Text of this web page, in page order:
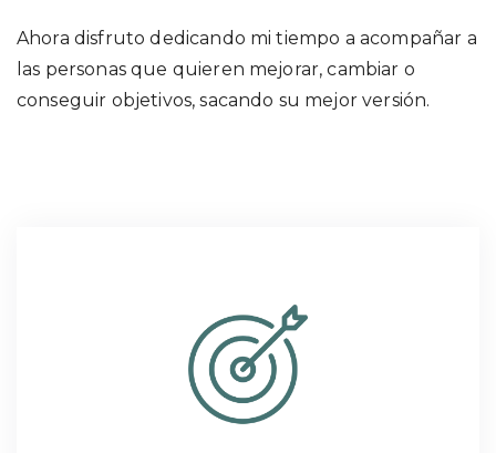
Ahora disfruto dedicando mi tiempo a acompañar a
las personas que quieren mejorar, cambiar o
conseguir objetivos, sacando su mejor versión.